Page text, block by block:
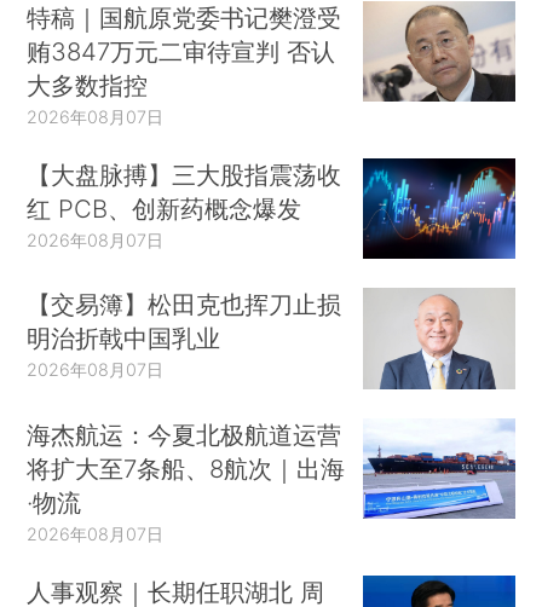
特稿｜国航原党委书记樊澄受
贿3847万元二审待宣判 否认
大多数指控
2026年08月07日
【大盘脉搏】三大股指震荡收
红 PCB、创新药概念爆发
2026年08月07日
【交易簿】松田克也挥刀止损
明治折戟中国乳业
2026年08月07日
海杰航运：今夏北极航道运营
将扩大至7条船、8航次｜出海
·物流
2026年08月07日
人事观察｜长期任职湖北 周